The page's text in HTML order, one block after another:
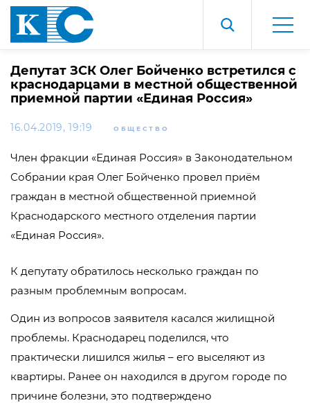
Депутат ЗСК Олег Бойченко встретился с
краснодарцами в местной общественной
приемной партии «Единая Россия»
16.04.2019, 19:19 ОБЩЕСТВО
Член фракции «Единая Россия» в Законодательном
Собрании края Олег Бойченко провел приём
граждан в местной общественной приемной
Краснодарского местного отделения партии
«Единая Россия».
К депутату обратилось несколько граждан по
разным проблемным вопросам.
Один из вопросов заявителя касался жилищной
проблемы. Краснодарец поделился, что
практически лишился жилья – его выселяют из
квартиры. Ранее он находился в другом городе по
причине болезни, это подтверждено